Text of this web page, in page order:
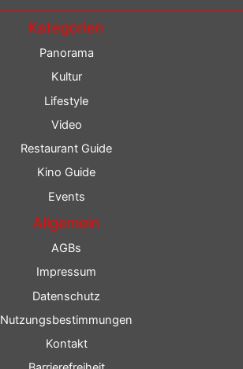
Kategorien
Panorama
Kultur
Lifestyle
Video
Restaurant Guide
Kino Guide
Events
Allgemein
AGBs
Impressum
Datenschutz
Nutzungsbestimmungen
Kontakt